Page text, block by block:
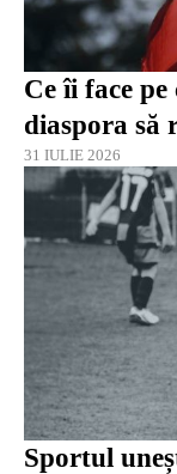
Ce îi face
diaspora să
31 IULIE 2026
Sportul